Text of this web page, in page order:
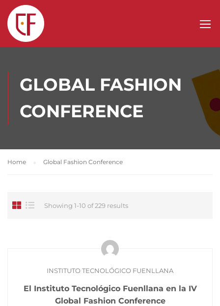
GLOBAL FASHION
CONFERENCE
Home Global Fashion Conference
Showing 1-10 of 229 results
INSTITUTO TECNOLÓGICO FUENLLANA
El Instituto Tecnológico Fuenllana en la IV
Global Fashion Conference